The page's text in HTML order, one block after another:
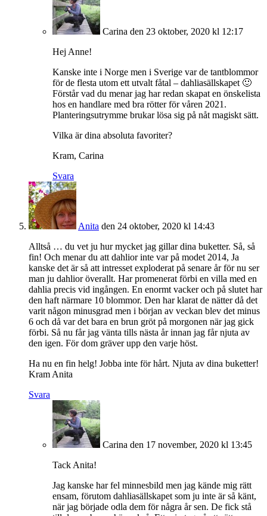
Carina den 23 oktober, 2020 kl 12:17
Hej Anne!
Kanske inte i Norge men i Sverige var de tantblommor
för de flesta utom ett utvalt fåtal – dahliasällskapet 🙂
Förstår vad du menar jag har redan skapat en önskelista
hos en handlare med bra rötter för våren 2021.
Planteringsutrymme brukar lösa sig på nåt magiskt sätt.
Vilka är dina absoluta favoriter?
Kram, Carina
Svara
Anita den 24 oktober, 2020 kl 14:43
Alltså … du vet ju hur mycket jag gillar dina buketter. Så, så
fin! Och menar du att dahlior inte var på modet 2014, Ja
kanske det är så att intresset exploderat på senare år för nu ser
man ju dahlior överallt. Har promenerat förbi en villa med en
dahlia precis vid ingången. En enormt vacker och på slutet har
den haft närmare 10 blommor. Den har klarat de nätter då det
varit någon minusgrad men i början av veckan blev det minus
6 och då var det bara en brun gröt på morgonen när jag gick
förbi. Så nu får jag vänta tills nästa år innan jag får njuta av
den igen. För dom gräver upp den varje höst.
Ha nu en fin helg! Jobba inte för hårt. Njuta av dina buketter!
Kram Anita
Svara
Carina den 17 november, 2020 kl 13:45
Tack Anita!
Jag kanske har fel minnesbild men jag kände mig rätt
ensam, förutom dahliasällskapet som ju inte är så känt,
när jag började odla dem för några år sen. De fick stå